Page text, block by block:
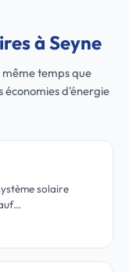
à Seyne
temps que
économies d'énergie
solaire